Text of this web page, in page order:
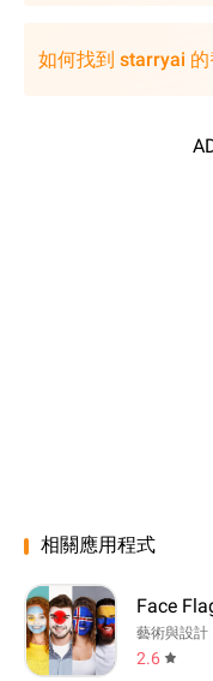
如何找到 starryai 的
相關應用程式
Face
藝術與設計
2.6